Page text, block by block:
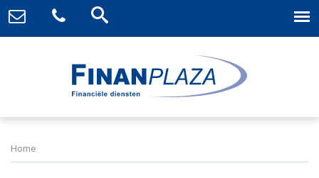
Home